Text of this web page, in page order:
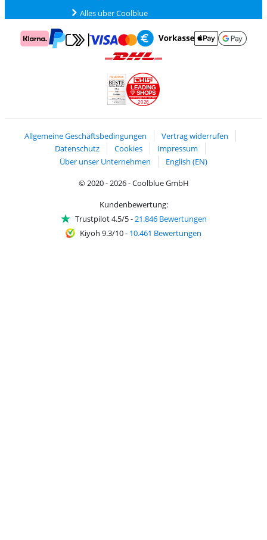
Alles über Coolblue
Zahlung mit PayPal
Zahlung mit Mastercard und Visa über Click to Pay
Zahlung mit Vorkasse
2026
LEADING
SHOPS
Allgemeine Geschäftsbedingungen
Vertrag widerrufen
Datenschutz
Cookies
Impressum
Über unser Unternehmen
English (EN)
© 2020 - 2026 - Coolblue GmbH
Kundenbewertung:
Trustpilot 4.5/5-21.846 Bewertungen
Kiyoh 9.3/10- 10.461 Bewertungen